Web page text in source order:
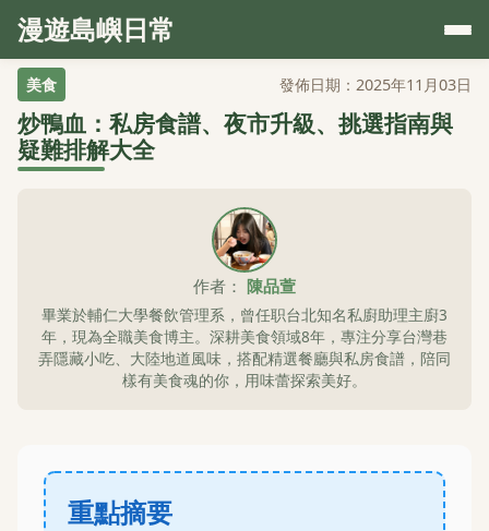
漫遊島嶼日常
美食 發佈日期：2025年11月03日
炒鴨血：私房食譜、夜市升級、挑選指南與
疑難排解大全
作者： 陳品萱
畢業於輔仁大學餐飲管理系，曾任职台北知名私廚助理主廚3
年，現為全職美食博主。深耕美食領域8年，專注分享台灣巷
弄隱藏小吃、大陸地道風味，搭配精選餐廳與私房食譜，陪同
樣有美食魂的你，用味蕾探索美好。
重點摘要